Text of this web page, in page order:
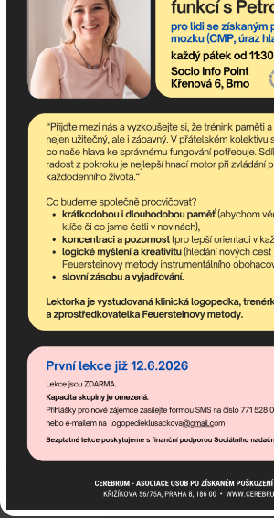
Popis:
E-mail:
Telefon:
Město:
Beru na vědomí, jak pracujeme s
údaji najdete na stránce
Zásady
údajů.